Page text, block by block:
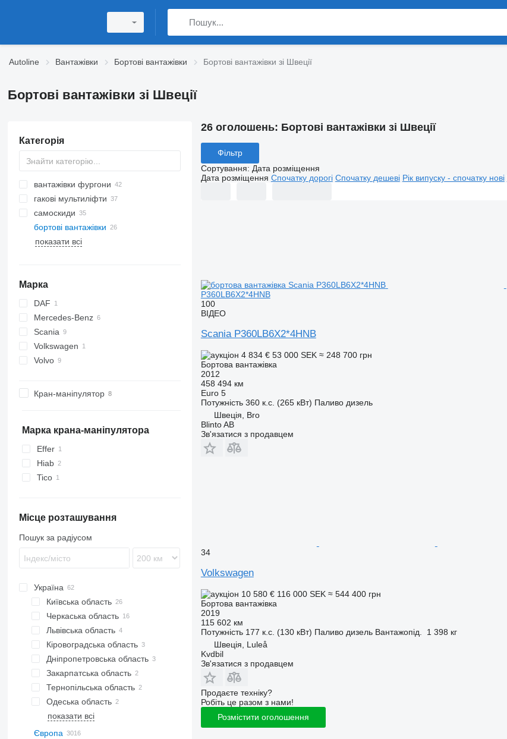
Autoline Вантажівки Бортовi вантажівки Бортовi вантажівки зі Швеції
Бортовi вантажівки зі Швеції
Категорія
вантажівки фургони
гакові мультиліфти
самоскиди
бортовi вантажівки
показати всі
Марка
DAF
CF
Mercedes-Benz
Actros
Arocs
Atego
Scania
G-series
LB
R-series
Volkswagen
Volvo
Кран-маніпулятор
Марка крана-маніпулятора
Effer
Hiab
Tico
Місце розташування
Пошук за радіусом
Україна
Київська область
Київ
Бровари
Проліски
Біла Церква
Бзів
Насташка
Глеваха
Черкаська область
Черкаси
Львівська область
Львів
Кіровоградська область
Олександрія
Знам'янка
Дніпропетровська область
Дніпро
Закарпатська область
Виноградів
Тернопільська область
Хоростків
Одеська область
Одеса
Магала
Бердичів
Озерце
Харків
показати всі
Європа
26 оголошень: Бортовi вантажівки зі Швеції
Фільтр
Сортування: Дата розміщення
Дата розміщення Спочатку дорогі Спочатку дешеві Рік випуску - спочатку нові
P360LB6X2*4HNB
100
ВІДЕО
Scania P360LB6X2*4HNB
4 834 € 53 000 SEK ≈ 248 700 грн
Бортова вантажівка
2012
458 494 км
Euro 5
Потужність 360 к.с. (265 кВт) Паливо дизель
Швеція, Bro
Blinto AB
Зв'язатися з продавцем
34
Volkswagen
10 580 € 116 000 SEK ≈ 544 400 грн
Бортова вантажівка
2019
115 602 км
Потужність 177 к.с. (130 кВт) Паливо дизель Вантажопід.
1 398 кг
Швеція, Luleå
Kvdbil
Зв'язатися з продавцем
Продаєте техніку?
Робіть це разом з нами!
Розмістити оголошення